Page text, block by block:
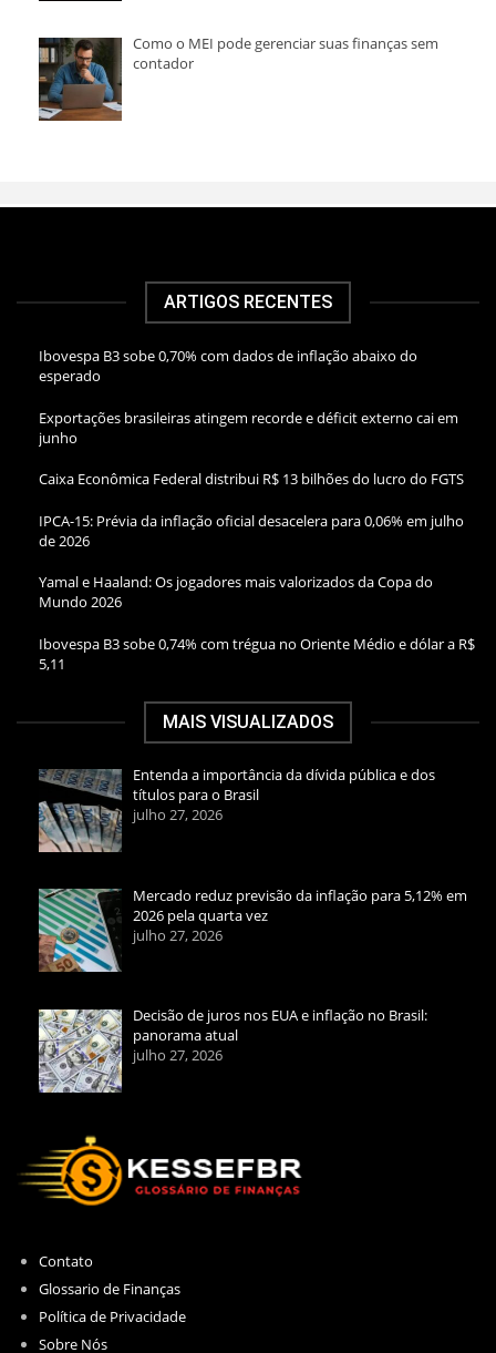
Como o MEI pode gerenciar suas finanças sem
contador
ARTIGOS RECENTES
Ibovespa B3 sobe 0,70% com dados de inflação abaixo do
esperado
Exportações brasileiras atingem recorde e déficit externo cai em
junho
Caixa Econômica Federal distribui R$ 13 bilhões do lucro do FGTS
IPCA-15: Prévia da inflação oficial desacelera para 0,06% em julho
de 2026
Yamal e Haaland: Os jogadores mais valorizados da Copa do
Mundo 2026
Ibovespa B3 sobe 0,74% com trégua no Oriente Médio e dólar a R$
5,11
MAIS VISUALIZADOS
Entenda a importância da dívida pública e dos
títulos para o Brasil
julho 27, 2026
Mercado reduz previsão da inflação para 5,12% em
2026 pela quarta vez
julho 27, 2026
Decisão de juros nos EUA e inflação no Brasil:
panorama atual
julho 27, 2026
Contato
Glossario de Finanças
Política de Privacidade
Sobre Nós